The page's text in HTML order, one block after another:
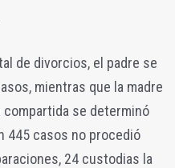
de divorcios, el padre se
mientras que la madre
se determinó
445 casos no procedió
24 custodias la